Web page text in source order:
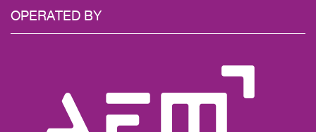
OPERATED BY